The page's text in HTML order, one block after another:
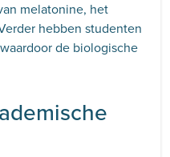
melatonine, het
hebben studenten
de biologische